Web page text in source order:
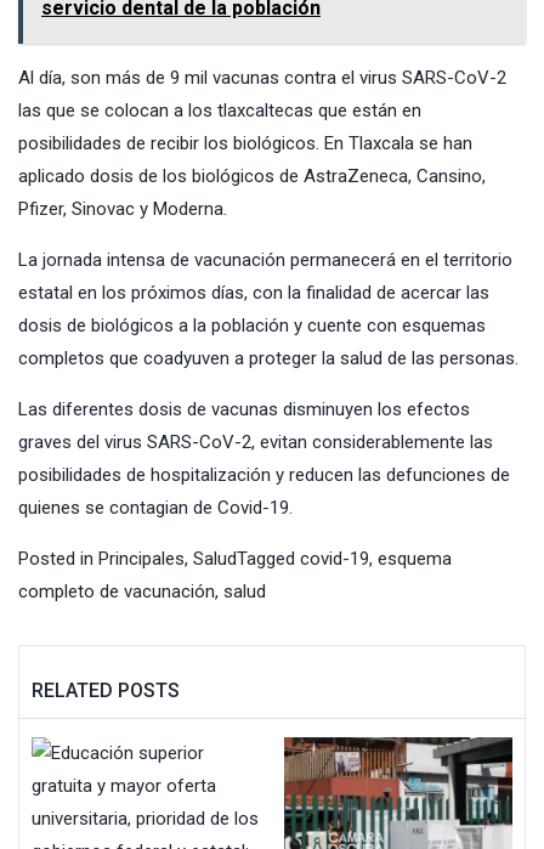
servicio dental de la población
Al día, son más de 9 mil vacunas contra el virus SARS-CoV-2
las que se colocan a los tlaxcaltecas que están en
posibilidades de recibir los biológicos. En Tlaxcala se han
aplicado dosis de los biológicos de AstraZeneca, Cansino,
Pfizer, Sinovac y Moderna.
La jornada intensa de vacunación permanecerá en el territorio
estatal en los próximos días, con la finalidad de acercar las
dosis de biológicos a la población y cuente con esquemas
completos que coadyuven a proteger la salud de las personas.
Las diferentes dosis de vacunas disminuyen los efectos
graves del virus SARS-CoV-2, evitan considerablemente las
posibilidades de hospitalización y reducen las defunciones de
quienes se contagian de Covid-19.
Posted in Principales, SaludTagged covid-19, esquema
completo de vacunación, salud
RELATED POSTS